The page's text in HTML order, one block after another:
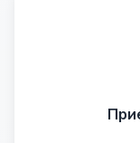
Честная и
переговоры с